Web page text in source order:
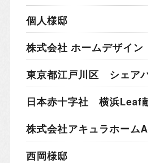
個人様邸
株式会社 ホームデザイ
東京都江戸川区 シェア
日本赤十字社 横浜Leaf
株式会社アキュラホーム
西岡様邸